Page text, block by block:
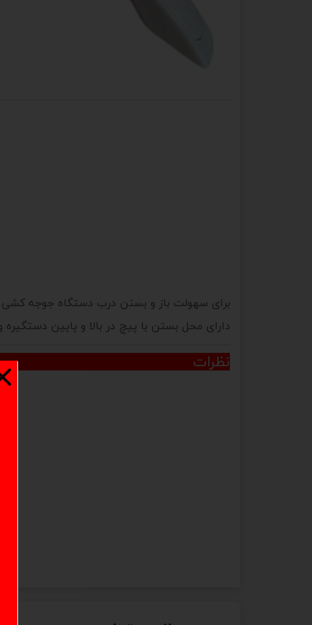
برای سهولت باز و بستن درب دستگاه جوجه کشی
دارای محل بستن با پیچ در بالا و پایین
نظرات